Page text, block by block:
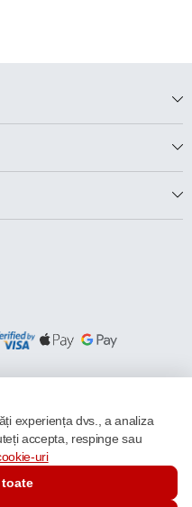
experiența dvs., a analiza
accepta, respinge sau
uri